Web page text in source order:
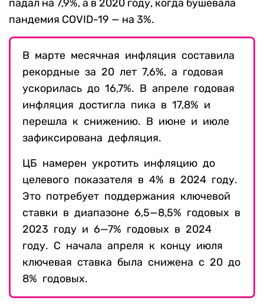
падал на 7,9%, а в 2020 году, когда бушевала
пандемия COVID-19 — на 3%.
В марте месячная инфляция составила
рекордные за 20 лет 7,6%, а годовая
ускорилась до 16,7%. В апреле годовая
инфляция достигла пика в 17,8% и
перешла к снижению. В июне и июле
зафиксирована дефляция.
ЦБ намерен укротить инфляцию до
целевого показателя в 4% в 2024 году.
Это потребует поддержания ключевой
ставки в диапазоне 6,5—8,5% годовых в
2023 году и 6—7% годовых в 2024
году. С начала апреля к концу июля
ключевая ставка была снижена с 20 до
8% годовых.